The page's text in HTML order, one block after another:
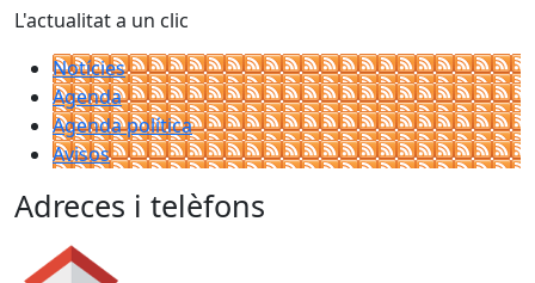
L'actualitat a un clic
Notícies
Agenda
Agenda política
Avisos
Adreces i telèfons